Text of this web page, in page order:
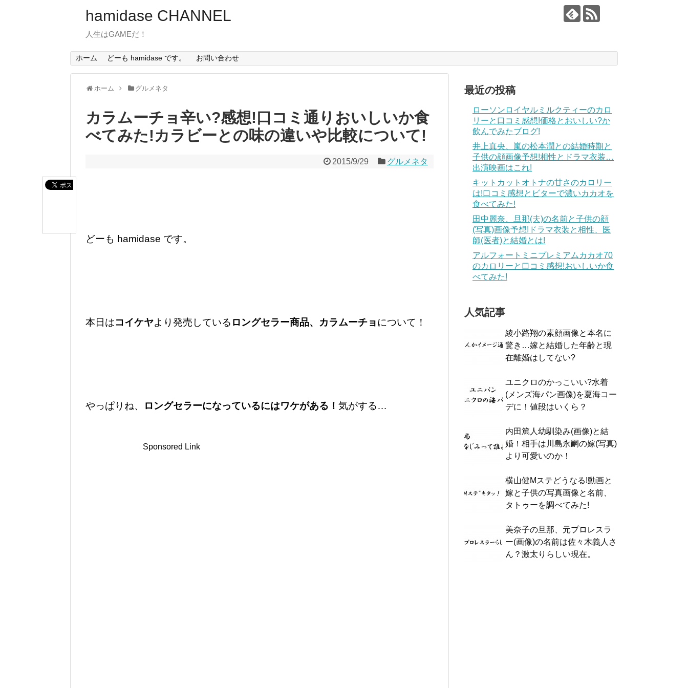
hamidase CHANNEL
人生はGAMEだ！
ホーム どーも hamidase です。 お問い合わせ
ホーム グルメネタ
カラムーチョ辛い?感想!口コミ通りおいしいか食
べてみた!カラビーとの味の違いや比較について!
2015/9/29 グルメネタ
どーも hamidase です。
本日はコイケヤより発売している ロングセラー商品、カラムーチョについて！
やっぱりね、 ロングセラーになっているにはワケがある！ 気がする…
Sponsored Link
最近の投稿
ローソンロイヤルミルクティーのカロ
リーと口コミ感想!価格とおいしい?か
飲んでみたブログ!
井上真央、嵐の松本潤との結婚時期と
子供の顔画像予想!相性とドラマ衣装…
出演映画はこれ!
キットカットオトナの甘さのカロリー
は!口コミ感想とビターで濃いカカオを
食べてみた!
田中麗奈、旦那(夫)の名前と子供の顔
(写真)画像予想!ドラマ衣装と相性、医
師(医者)と結婚とは!
アルフォートミニプレミアムカカオ70
のカロリーと口コミ感想!おいしいか食
べてみた!
人気記事
綾小路翔の素顔画像と本名に
驚き…嫁と結婚した年齢と現
在離婚はしてない?
ユニクロのかっこいい?水着
(メンズ海パン画像)を夏海コー
デに！値段はいくら？
内田篤人幼馴染み(画像)と結
婚！相手は川島永嗣の嫁(写真)
より可愛いのか！
横山健Mステどうなる!動画と
嫁と子供の写真画像と名前、
タトゥーを調べてみた!
美奈子の旦那、元プロレスラ
ー(画像)の名前は佐々木義人さ
ん？激太りらしい現在。